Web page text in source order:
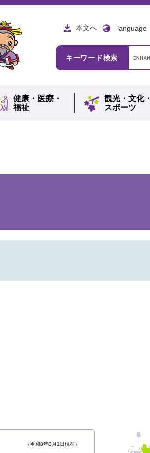
本文へ language
キーワード検索
カ
ス
検
索
健康・ 医療・
福祉
観光・ 文化・
スポーツ
（令和8年8月1日現在）